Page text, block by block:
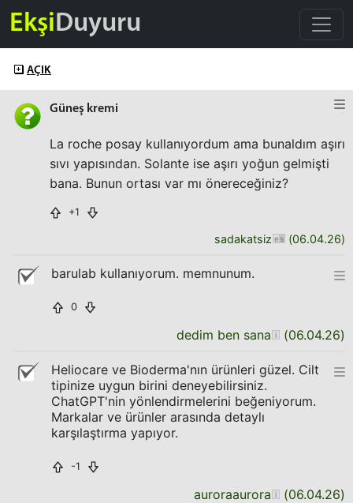
EkşiDuyuru
AÇIK
Güneş kremi
La roche posay kullanıyordum ama bunaldım aşırı
sıvı yapısından. Solante ise aşırı yoğun gelmişti
bana. Bunun ortası var mı önereceğiniz?
+1
sadakatsiz (06.04.26)
barulab kullanıyorum. memnunum.
0
dedim ben sana (06.04.26)
Heliocare ve Bioderma'nın ürünleri güzel. Cilt
tipinize uygun birini deneyebilirsiniz.
ChatGPT'nin yönlendirmelerini beğeniyorum.
Markalar ve ürünler arasında detaylı
karşılaştırma yapıyor.
-1
auroraaurora (06.04.26)